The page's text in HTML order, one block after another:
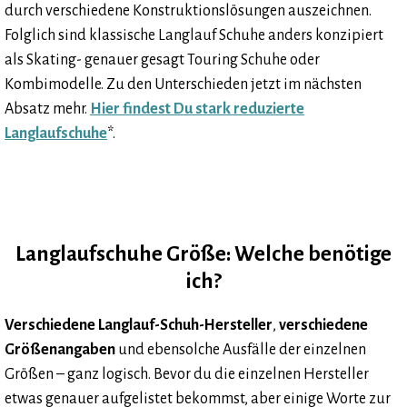
durch verschiedene Konstruktionslösungen auszeichnen.
Folglich sind klassische Langlauf Schuhe anders konzipiert
als Skating- genauer gesagt Touring Schuhe oder
Kombimodelle. Zu den Unterschieden jetzt im nächsten
Absatz mehr. Hier findest Du stark reduzierte
Langlaufschuhe*.
Langlaufschuhe Größe: Welche benötige
ich?
Verschiedene Langlauf-Schuh-Hersteller, verschiedene
Größenangaben und ebensolche Ausfälle der einzelnen
Größen – ganz logisch. Bevor du die einzelnen Hersteller
etwas genauer aufgelistet bekommst, aber einige Worte zur